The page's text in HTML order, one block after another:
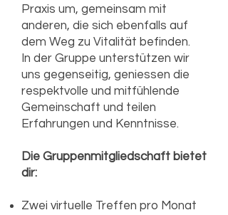
Praxis um, gemeinsam mit
anderen, die sich ebenfalls auf
dem Weg zu Vitalität befinden.
In der Gruppe unterstützen wir
uns gegenseitig, geniessen die
respektvolle und mitfühlende
Gemeinschaft und teilen
Erfahrungen und Kenntnisse.
Die Gruppenmitgliedschaft bietet
dir:
Zwei virtuelle Treffen pro Monat